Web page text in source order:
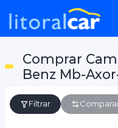
Comprar
Benz Mb-
Filtrar